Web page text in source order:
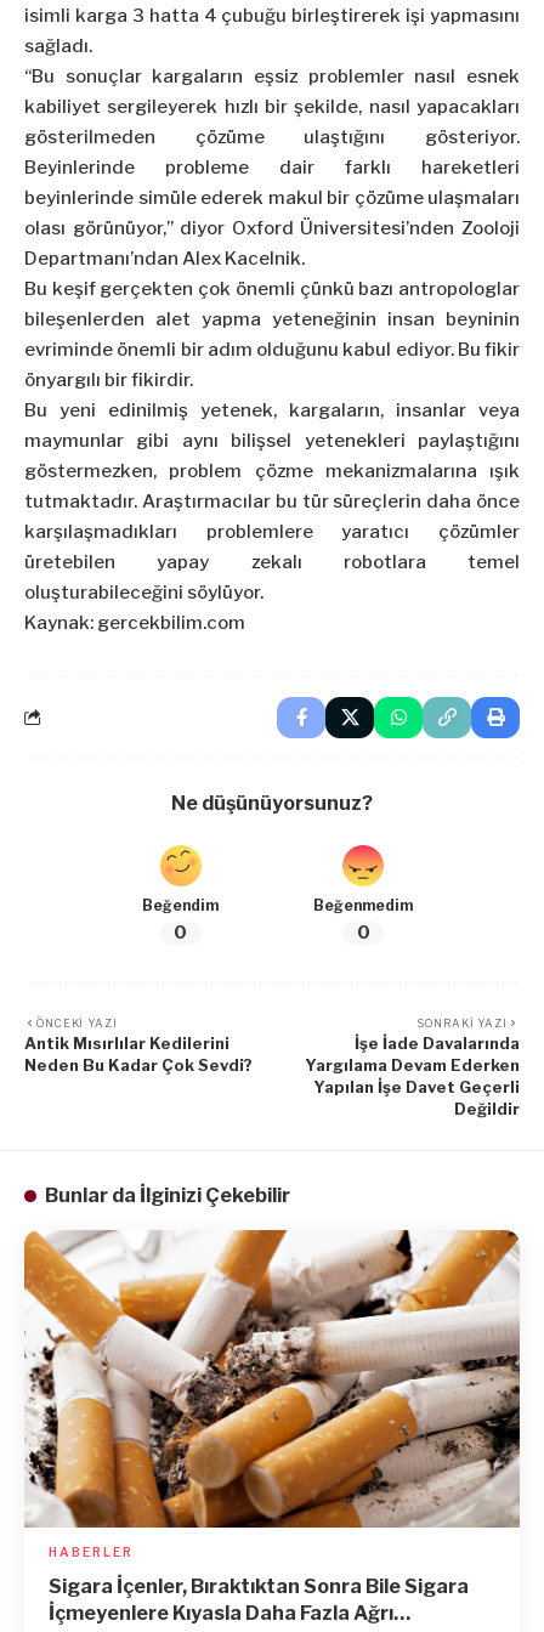
isimli karga 3 hatta 4 çubuğu birleştirerek işi yapmasını
sağladı.
“Bu sonuçlar kargaların eşsiz problemler nasıl esnek
kabiliyet sergileyerek hızlı bir şekilde, nasıl yapacakları
gösterilmeden çözüme ulaştığını gösteriyor.
Beyinlerinde probleme dair farklı hareketleri
beyinlerinde simüle ederek makul bir çözüme ulaşmaları
olası görünüyor,” diyor Oxford Üniversitesi’nden Zooloji
Departmanı’ndan Alex Kacelnik.
Bu keşif gerçekten çok önemli çünkü bazı antropologlar
bileşenlerden alet yapma yeteneğinin insan beyninin
evriminde önemli bir adım olduğunu kabul ediyor. Bu fikir
önyargılı bir fikirdir.
Bu yeni edinilmiş yetenek, kargaların, insanlar veya
maymunlar gibi aynı bilişsel yetenekleri paylaştığını
göstermezken, problem çözme mekanizmalarına ışık
tutmaktadır. Araştırmacılar bu tür süreçlerin daha önce
karşılaşmadıkları problemlere yaratıcı çözümler
üretebilen yapay zekalı robotlara temel
oluşturabileceğini söylüyor.
Kaynak: gercekbilim.com
Ne düşünüyorsunuz?
Beğendim
0
Beğenmedim
0
ÖNCEKI YAZI
Antik Mısırlılar Kedilerini
Neden Bu Kadar Çok Sevdi?
SONRAKI YAZI
İşe İade Davalarında
Yargılama Devam Ederken
Yapılan İşe Davet Geçerli
Değildir
Bunlar da İlginizi Çekebilir
HABERLER
Sigara İçenler, Bıraktıktan Sonra Bile Sigara
İçmeyenlere Kıyasla Daha Fazla Ağrı